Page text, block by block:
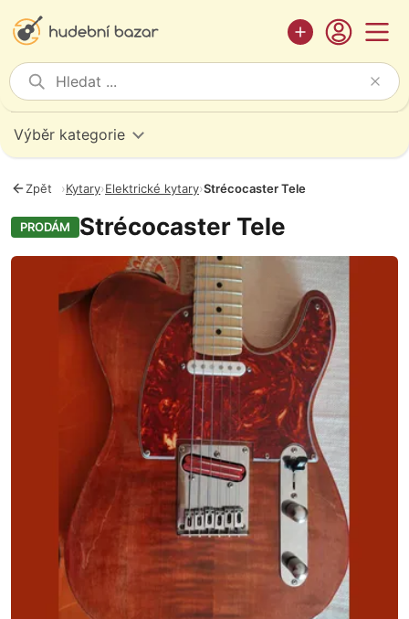
Výběr kategorie
Zpět ›Kytary›Elektrické kytary›Strécocaster Tele
PRODÁM Strécocaster Tele
Fotografie